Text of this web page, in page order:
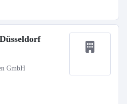
GmbH